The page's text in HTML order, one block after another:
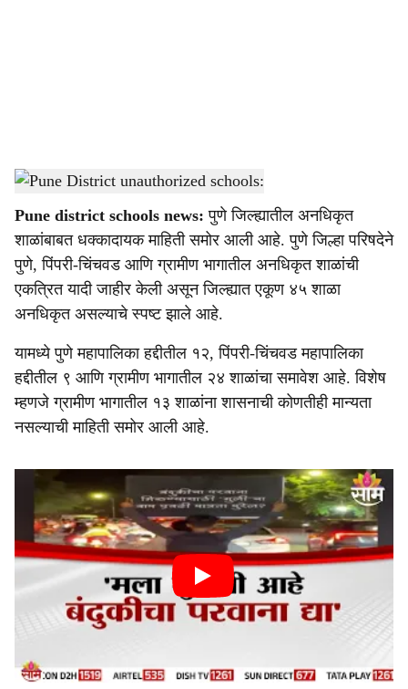
a
r
e
Pune District unauthorized schools:-sarkarnama
Pune district schools news: पुणे जिल्ह्यातील अनधिकृत
शाळांबाबत धक्कादायक माहिती समोर आली आहे. पुणे जिल्हा परिषदेने
पुणे, पिंपरी-चिंचवड आणि ग्रामीण भागातील अनधिकृत शाळांची
एकत्रित यादी जाहीर केली असून जिल्ह्यात एकूण ४५ शाळा
अनधिकृत असल्याचे स्पष्ट झाले आहे.
यामध्ये पुणे महापालिका हद्दीतील १२, पिंपरी-चिंचवड महापालिका
हद्दीतील ९ आणि ग्रामीण भागातील २४ शाळांचा समावेश आहे. विशेष
म्हणजे ग्रामीण भागातील १३ शाळांना शासनाची कोणतीही मान्यता
नसल्याची माहिती समोर आली आहे.